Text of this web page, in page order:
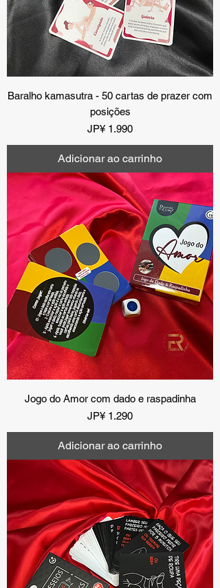
Baralho kamasutra - 50 cartas de prazer com
posições
Preço
JP¥ 1.990
Adicionar ao carrinho
Jogo do Amor com dado e raspadinha
Preço
JP¥ 1.290
Adicionar ao carrinho